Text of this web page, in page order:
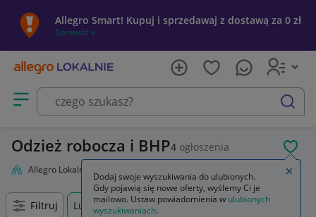
Allegro Smart! Kupuj i sprzedawaj z dostawą za 0 zł
Sprawdź »
Otwórz menu z kategoriami
szukaj
Odzież robocza i BHP4 ogłoszenia
Allegro Lokalnie Odzież robocza i BHP
Filtruj Lubojna, Śląskie, +0 km
Dodaj swoje wyszukiwania do ulubionych.
Gdy pojawią się nowe oferty, wyślemy Ci je
mailowo. Ustaw powiadomienia w ulubionych
wyszukiwaniach.